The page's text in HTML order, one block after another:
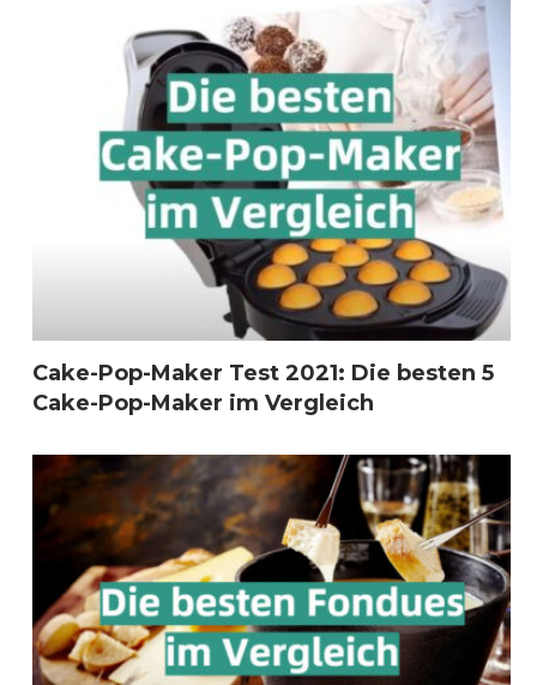
Cake-Pop-Maker Test 2021: Die besten 5
Cake-Pop-Maker im Vergleich